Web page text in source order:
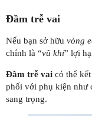
Đầm trễ vai
Nếu bạn sở hữu vòng
chính là “vũ khí” lợi
Đầm trễ vai có thể
phối với phụ kiện như
sang trọng.